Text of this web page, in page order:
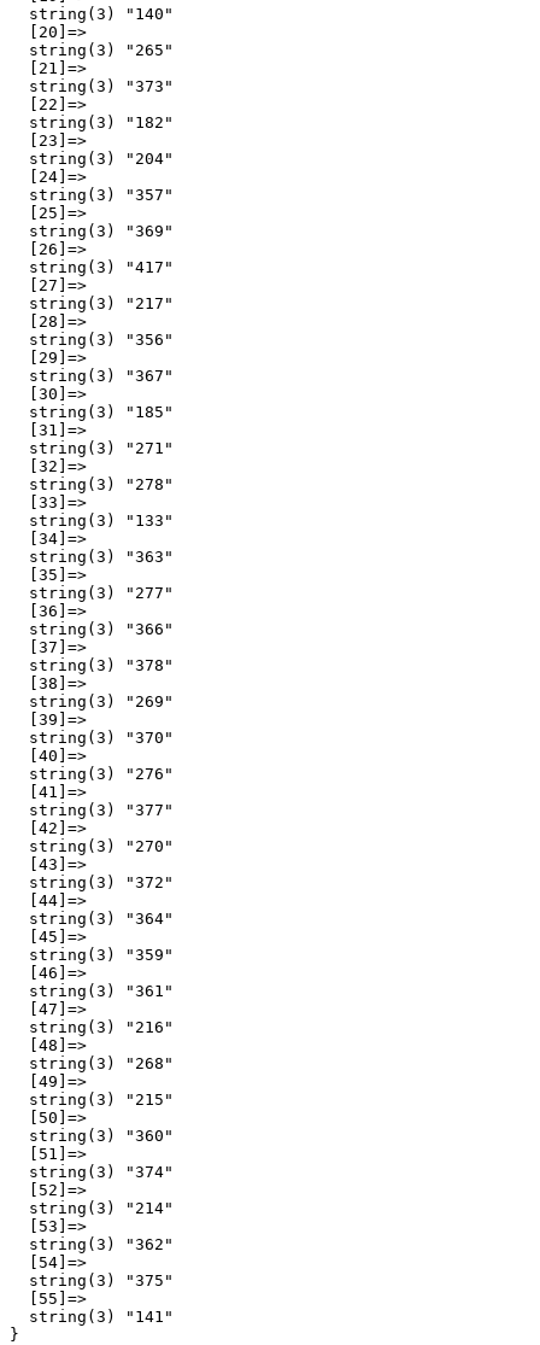
  string(3) "140"
  [20]=>
  string(3) "265"
  [21]=>
  string(3) "373"
  [22]=>
  string(3) "182"
  [23]=>
  string(3) "204"
  [24]=>
  string(3) "357"
  [25]=>
  string(3) "369"
  [26]=>
  string(3) "417"
  [27]=>
  string(3) "217"
  [28]=>
  string(3) "356"
  [29]=>
  string(3) "367"
  [30]=>
  string(3) "185"
  [31]=>
  string(3) "271"
  [32]=>
  string(3) "278"
  [33]=>
  string(3) "133"
  [34]=>
  string(3) "363"
  [35]=>
  string(3) "277"
  [36]=>
  string(3) "366"
  [37]=>
  string(3) "378"
  [38]=>
  string(3) "269"
  [39]=>
  string(3) "370"
  [40]=>
  string(3) "276"
  [41]=>
  string(3) "377"
  [42]=>
  string(3) "270"
  [43]=>
  string(3) "372"
  [44]=>
  string(3) "364"
  [45]=>
  string(3) "359"
  [46]=>
  string(3) "361"
  [47]=>
  string(3) "216"
  [48]=>
  string(3) "268"
  [49]=>
  string(3) "215"
  [50]=>
  string(3) "360"
  [51]=>
  string(3) "374"
  [52]=>
  string(3) "214"
  [53]=>
  string(3) "362"
  [54]=>
  string(3) "375"
  [55]=>
  string(3) "141"